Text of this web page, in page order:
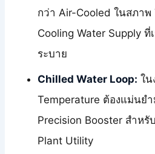
กว่า Air-Cooled ในสภา
Cooling Water Supply ที่
ระบาย
Chilled Water Loop: ใน
Temperature ต้องแม่นย
Precision Booster สำห
Plant Utility